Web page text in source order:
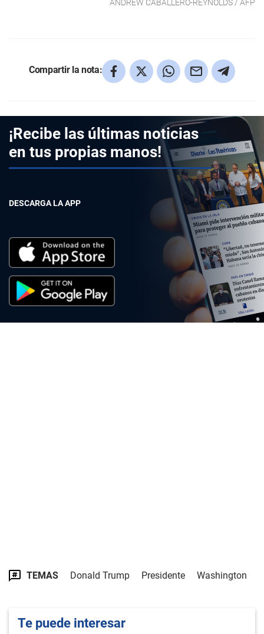
ANDREW CABALLERO-REYNOLDS / AFP
Compartir la nota:
¡Recibe las últimas noticias
en tus propias manos!
DESCARGA LA APP
TEMAS Donald Trump Presidente Washington
Te puede interesar